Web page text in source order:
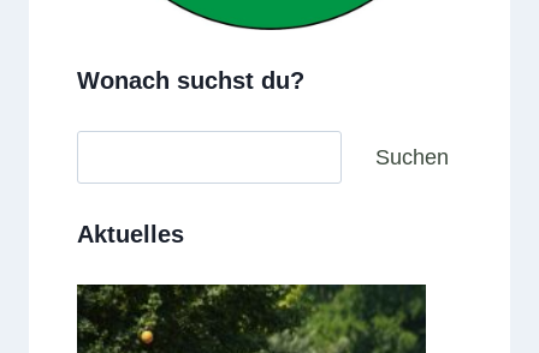
Wonach suchst du?
Suchen
Aktuelles